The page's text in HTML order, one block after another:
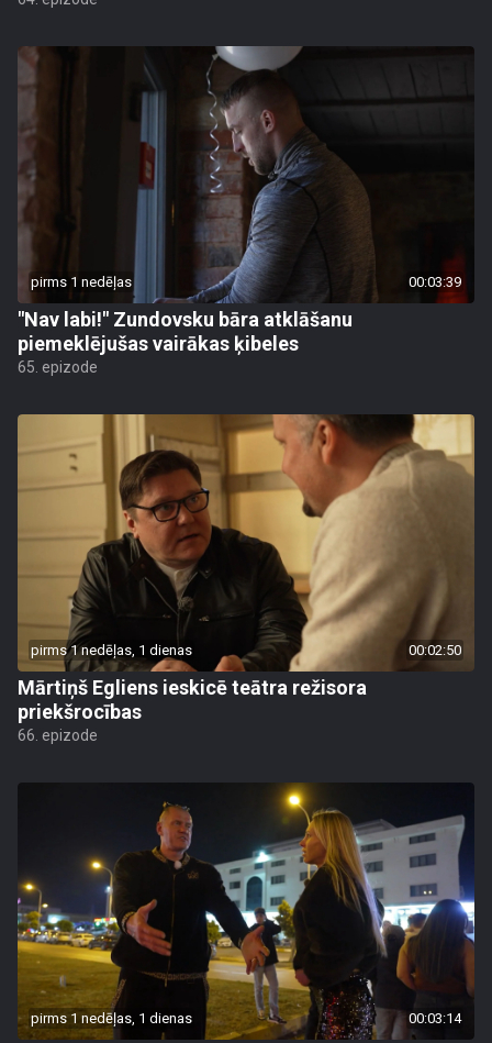
pirms 1 nedēļas 00:03:39
"Nav labi!" Zundovsku bāra atklāšanu
piemeklējušas vairākas ķibeles
65. epizode
pirms 1 nedēļas, 1 dienas 00:02:50
Mārtiņš Egliens ieskicē teātra režisora
priekšrocības
66. epizode
pirms 1 nedēļas, 1 dienas 00:03:14